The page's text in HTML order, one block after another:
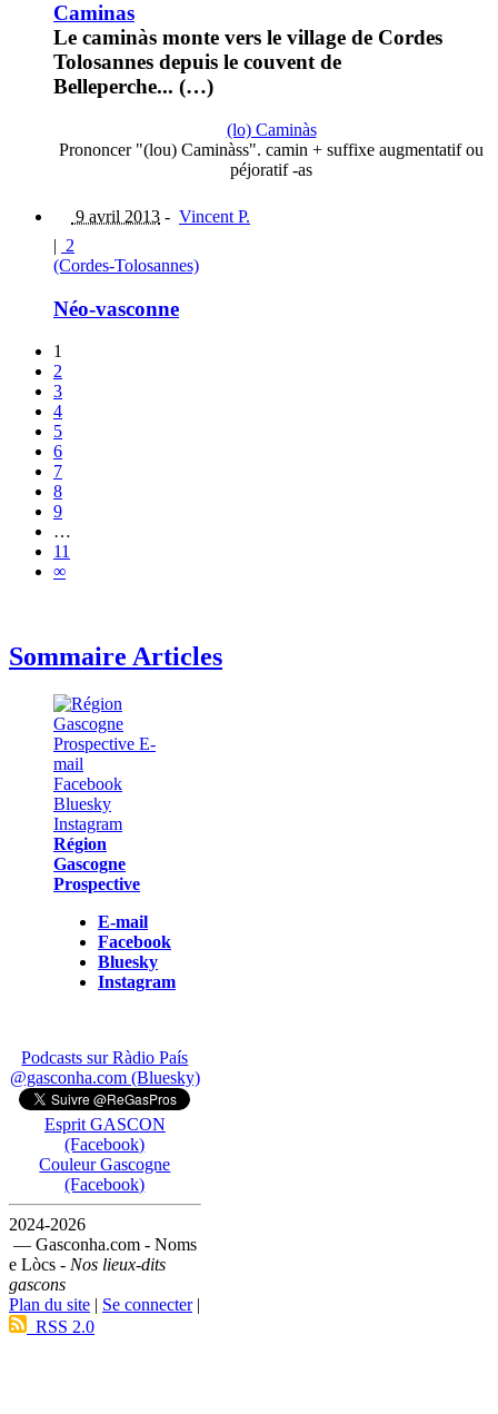
Caminas
Le caminàs monte vers le village de Cordes
Tolosannes depuis le couvent de
Belleperche... (…)
(lo) Caminàs
Prononcer "(lou) Caminàss". camin + suffixe augmentatif ou
péjoratif -as
9 avril 2013 - Vincent P.
| 2
(Cordes-Tolosannes)
Néo-vasconne
1
2
3
4
5
6
7
8
9
…
11
∞
Sommaire Articles
Région
Gascogne
Prospective
E-mail
Facebook
Bluesky
Instagram
Podcasts sur Ràdio País
@gasconha.com (Bluesky)
Esprit GASCON
(Facebook)
Couleur Gascogne
(Facebook)
2024-2026
— Gasconha.com - Noms
e Lòcs - Nos lieux-dits
gascons
Plan du site | Se connecter|
RSS 2.0